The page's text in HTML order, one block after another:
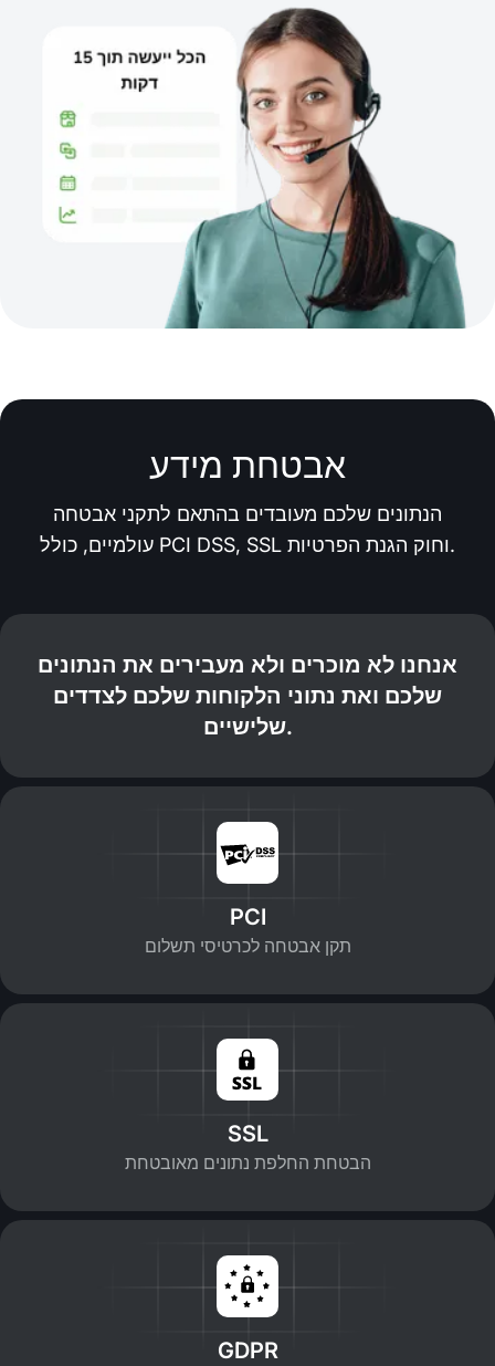
אבטחת מידע
הנתונים שלכם מעובדים בהתאם לתקני אבטחה
עולמיים, כולל PCI DSS, SSL וחוק הגנת הפרטיות.
אנחנו לא מוכרים ולא מעבירים את הנתונים
שלכם ואת נתוני הלקוחות שלכם לצדדים
שלישיים.
PCI
תקן אבטחה לכרטיסי תשלום
SSL
הבטחת החלפת נתונים מאובטחת
GDPR